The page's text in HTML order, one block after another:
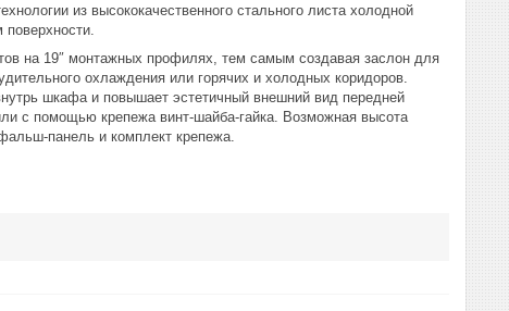
из высококачественного стального листа холодной
на 19″ монтажных профилях, тем самым создавая заслон для
охлаждения или горячих и холодных коридоров.
шкафа и повышает эстетичный внешний вид передней
с помощью крепежа винт-шайба-гайка. Возможная высота
панель и комплект крепежа.